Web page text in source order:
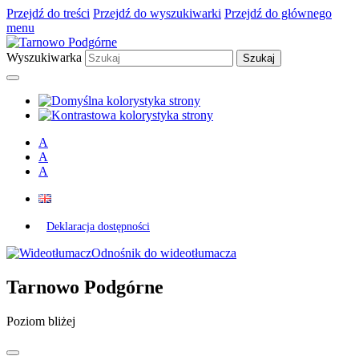
Przejdź do treści Przejdź do wyszukiwarki Przejdź do głównego
menu
Wyszukiwarka
A
A
A
Deklaracja dostępności
Odnośnik do wideotłumacza
Tarnowo Podgórne
Poziom bliżej